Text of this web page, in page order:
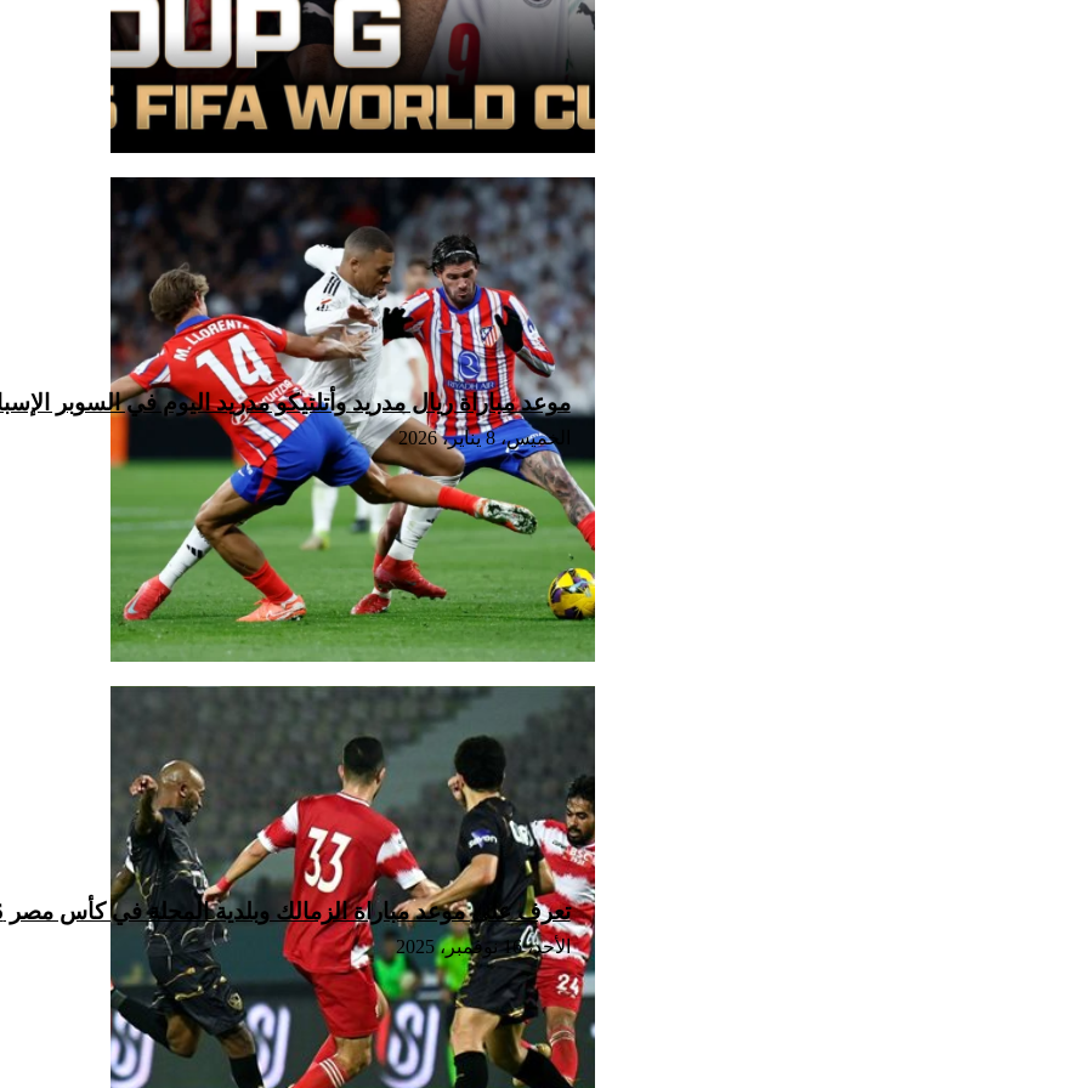
موعد مباراة ريال مدريد وأتلتيكو مدريد اليوم في السوبر الإسباني 2026 والقنوات
الخميس، 8 يناير، 2026
تعرف على موعد مباراة الزمالك وبلدية المحلة في كأس مصر 2025/2026
الأحد، 16 نوفمبر، 2025